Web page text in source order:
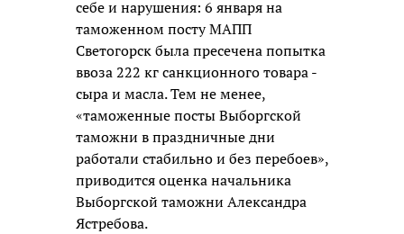
себе и нарушения: 6 января на
таможенном посту МАПП
Светогорск была пресечена попытка
ввоза 222 кг санкционного товара -
сыра и масла. Тем не менее,
«таможенные посты Выборгской
таможни в праздничные дни
работали стабильно и без перебоев»,
приводится оценка начальника
Выборгской таможни Александра
Ястребова.